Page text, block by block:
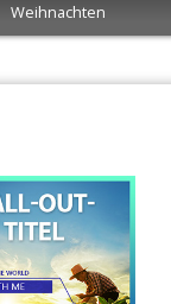
Weihnachten